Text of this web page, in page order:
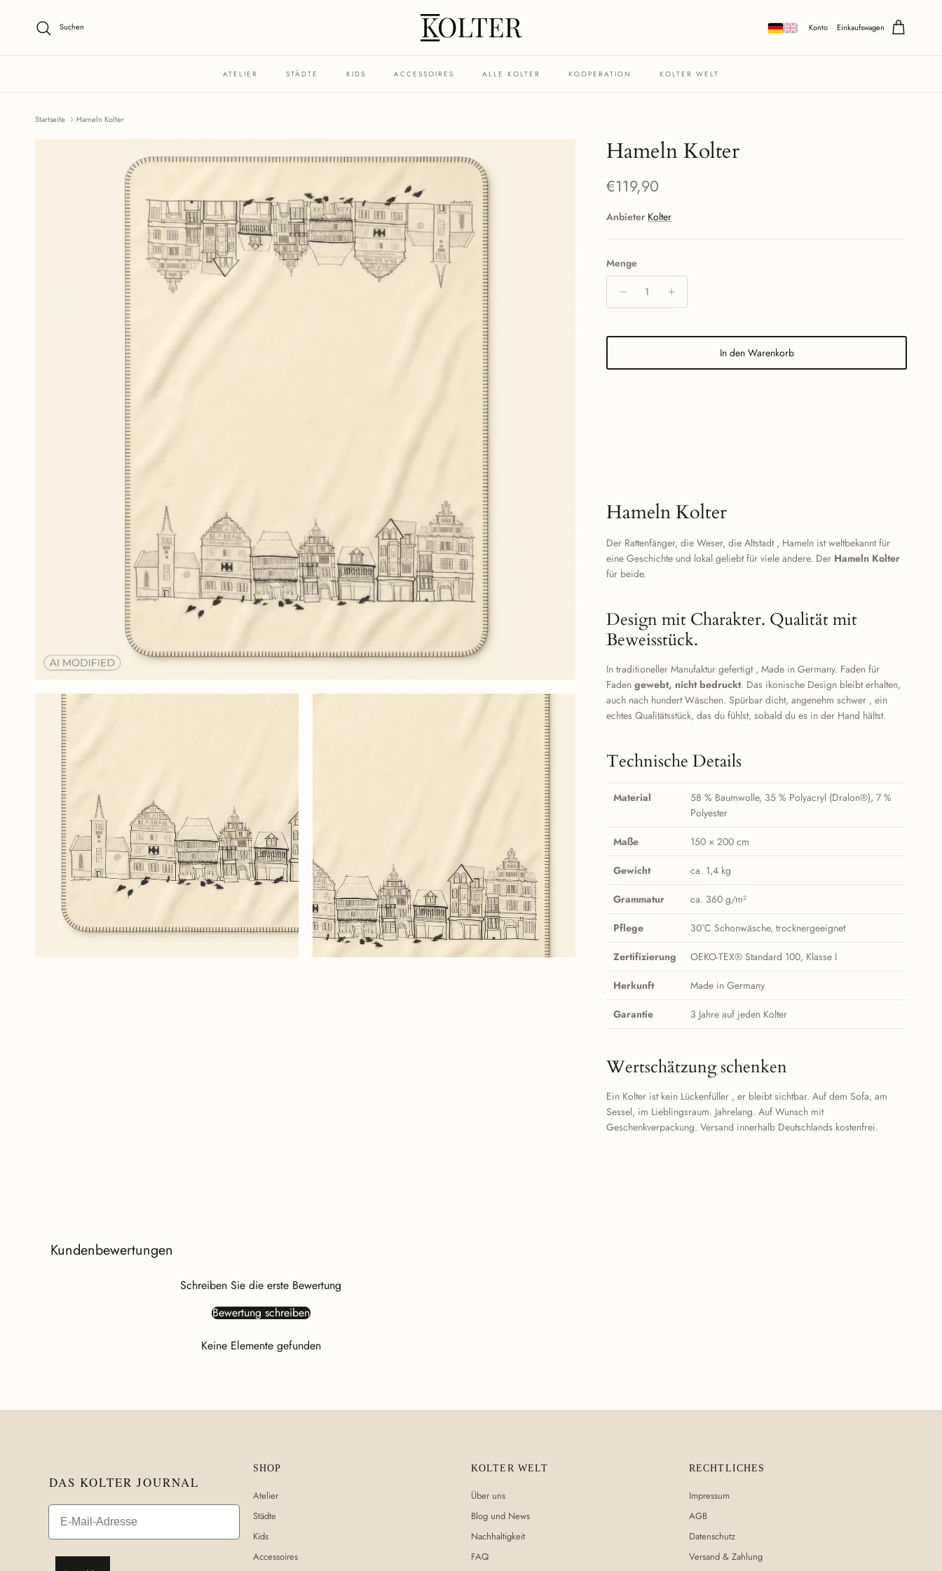
Suchen Konto Einkaufswagen
ATELIER STÄDTE KIDS ACCESSOIRES ALLE KOLTER KOOPERATION KOLTER WELT
Startseite Hameln Kolter
Hameln Kolter
Normaler Preis
€119,90
Anbieter Kolter
Menge
In den Warenkorb
Hameln Kolter
Der Rattenfänger, die Weser, die Altstadt , Hameln ist weltbekannt für
eine Geschichte und lokal geliebt für viele andere. Der Hameln Kolter
für beide.
Design mit Charakter. Qualität mit
Beweisstück.
In traditioneller Manufaktur gefertigt , Made in Germany. Faden für
Fadengewebt, nicht bedruckt. Das ikonische Design bleibt erhalten,
auch nach hundert Wäschen. Spürbar dicht, angenehm schwer , ein
echtes Qualitätsstück, das du fühlst, sobald du es in der Hand hältst.
Technische Details
Material
58 % Baumwolle, 35 % Polyacryl (Dralon®), 7 %
Polyester
Maße 150 × 200 cm
Gewicht ca. 1,4 kg
Grammatur ca. 360 g/m²
Pflege 30°C Schonwäsche, trocknergeeignet
Zertifizierung OEKO-TEX® Standard 100, Klasse I
Herkunft Made in Germany
Garantie 3 Jahre auf jeden Kolter
Wertschätzung schenken
Ein Kolter ist kein Lückenfüller , er bleibt sichtbar. Auf dem Sofa, am
Sessel, im Lieblingsraum. Jahrelang. Auf Wunsch mit
Geschenkverpackung. Versand innerhalb Deutschlands kostenfrei.
Kundenbewertungen
Schreiben Sie die erste Bewertung
Bewertung schreiben
Keine Elemente gefunden
DAS KOLTER JOURNAL
Email
SHOP
Atelier
Städte
Kids
Accessoires
KOLTER WELT
Über uns
Blog und News
Nachhaltigkeit
FAQ
RECHTLICHES
Impressum
AGB
Datenschutz
Versand & Zahlung